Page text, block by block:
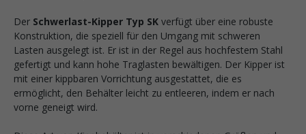
Der Schwerlast-Kipper Typ SK verfügt über eine robuste
Konstruktion, die speziell für den Umgang mit schweren
Lasten ausgelegt ist. Er ist in der Regel aus hochfestem Stahl
gefertigt und kann hohe Traglasten bewältigen. Der Kipper ist
mit einer kippbaren Vorrichtung ausgestattet, die es
ermöglicht, den Behälter leicht zu entleeren, indem er nach
vorne geneigt wird.